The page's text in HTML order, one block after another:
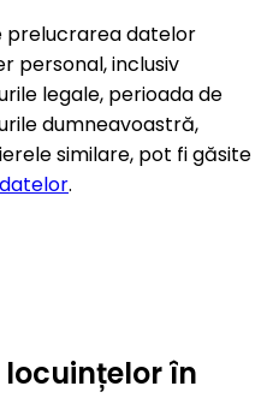
prelucrarea datelor
personal, inclusiv
legale, perioada de
dumneavoastră,
similare, pot fi găsite
.
în